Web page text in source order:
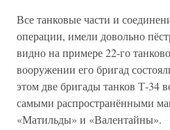
Все танковые части и
операции, имели довольно
видно на примере 22-го
вооружении его бригад
этом две бригады танков Т-34
самыми распространёнными
«Матильды» и «Валентайны».